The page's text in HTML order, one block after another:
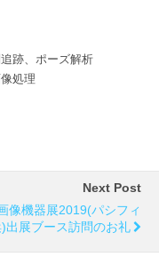
跡、ポーズ解析
理
Next Post
像機器展2019(パシフィ
)出展ブース訪問のお礼